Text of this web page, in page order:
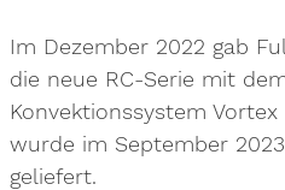
Im Dezember 2022 gab
die neue RC-Serie mit
Konvektionssystem
wurde im September
geliefert.